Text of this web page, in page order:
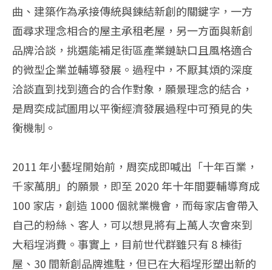
曲、建築作為承接傳統與鍊結新創的關鍵字，一方
面尋求理念相合的屋主承租老屋，另一方面與新創
品牌洽談，挑選能補足街區產業鏈缺口且風格適合
的微型企業並輔導發展。過程中，不厭其煩的深度
洽談直到找到適合的合作對象，願景理念的結合，
是周奕成試圖用以平衡經濟發展過程中可預見的失
衡機制。
2011 年小藝埕開始前，周奕成即喊出「十年百業，
千家萬朋」的願景，即至 2020 年十年間要輔導育成
100 家店，創造 1000 個就業機會，而每家店會帶入
自己的粉絲、客人，可以想見將有上萬人次會來到
大稻埕消費。事實上，目前世代群雖只有 8 棟街
屋、30 間新創品牌進駐，但已在大稻埕形塑出新的